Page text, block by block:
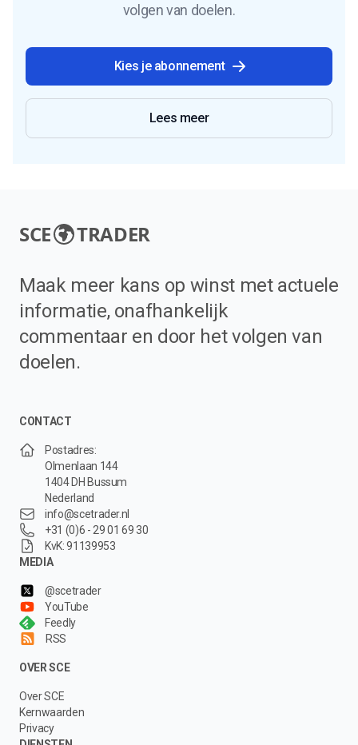
volgen van doelen.
Kies je abonnement
Lees meer
SCE TRADER
Maak meer kans op winst met actuele
informatie, onafhankelijk
commentaar en door het volgen van
doelen.
CONTACT
Postadres:
Olmenlaan 144
1404 DH Bussum
Nederland
info@scetrader.nl
+31 (0)6 - 29 01 69 30
KvK: 91139953
MEDIA
@scetrader
YouTube
Feedly
RSS
OVER SCE
Over SCE
Kernwaarden
Privacy